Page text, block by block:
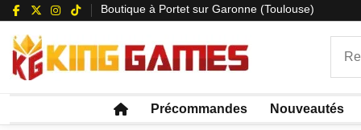
Boutique à Portet sur Garonne (Toulouse)
Précommandes Nouveautés